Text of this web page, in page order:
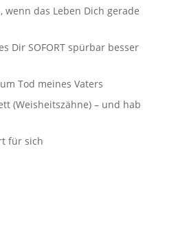
wenn das Leben Dich gerade
Dir SOFORT spürbar besser
Tod meines Vaters
(Weisheitszähne) – und hab
für sich